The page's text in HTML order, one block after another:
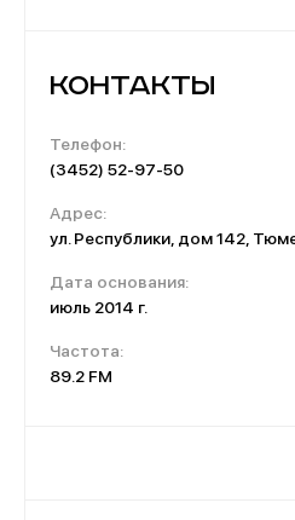
Контакты
Телефон:
(3452) 52-97-50
Адрес:
ул. Республики, дом 142,
Дата основания:
июль 2014 г.
Частота:
89.2 FM